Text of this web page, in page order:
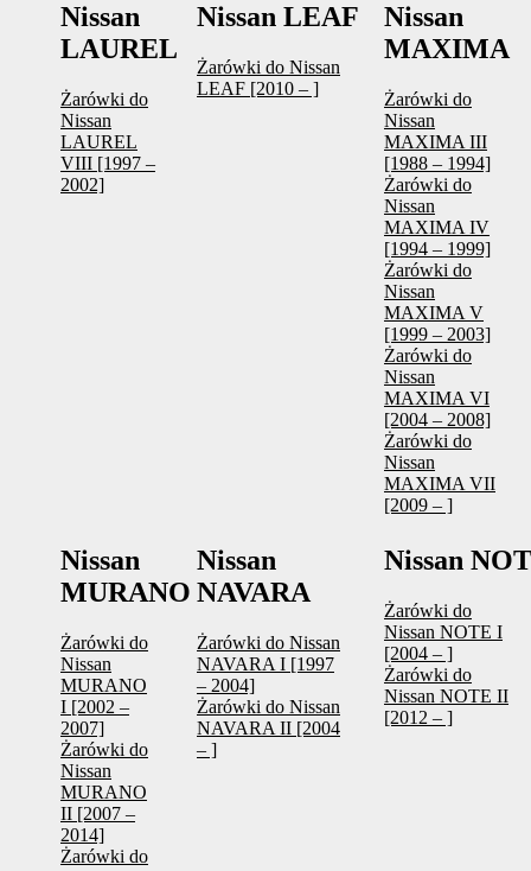
Nissan
LAUREL
Żarówki do
Nissan
LAUREL
VIII [1997 –
2002]
Nissan LEAF
Żarówki do Nissan
LEAF [2010 – ]
Nissan
MAXIMA
Żarówki do
Nissan
MAXIMA III
[1988 – 1994]
Żarówki do
Nissan
MAXIMA IV
[1994 – 1999]
Żarówki do
Nissan
MAXIMA V
[1999 – 2003]
Żarówki do
Nissan
MAXIMA VI
[2004 – 2008]
Żarówki do
Nissan
MAXIMA VII
[2009 – ]
Nissan
MURANO
Żarówki do
Nissan
MURANO
I [2002 –
2007]
Żarówki do
Nissan
MURANO
II [2007 –
2014]
Żarówki do
Nissan
NAVARA
Żarówki do Nissan
NAVARA I [1997
– 2004]
Żarówki do Nissan
NAVARA II [2004
– ]
Nissan
Żarówki do
Nissan NOTE I
[2004 – ]
Żarówki do
Nissan NOTE II
[2012 – ]